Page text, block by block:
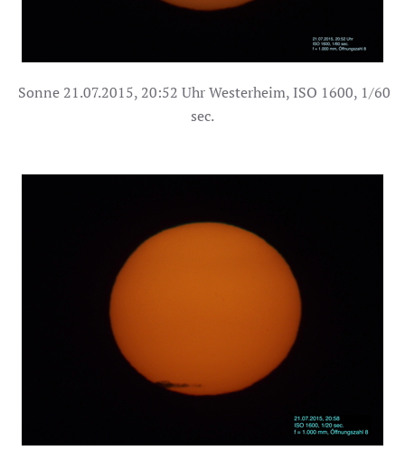
Sonne 21.07.2015, 20:52 Uhr Westerheim, ISO 1600, 1/60
sec.